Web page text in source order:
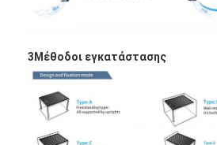
3Μέθοδοι εγκατάστασης